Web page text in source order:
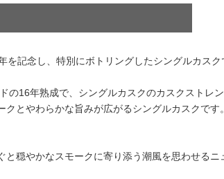
を記念し、特別にボトリングしたシングルカスク
の16年熟成で、シングルカスクのカスクストレン
とやわらかな旨みが広がるシングルカスクです。
と穏やかなスモークに寄り添う潮風を思わせる